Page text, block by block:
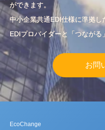
ができます。
中小企業共通EDI仕様に準拠
EDIプロバイダーと「つながる
お問
EcoChange